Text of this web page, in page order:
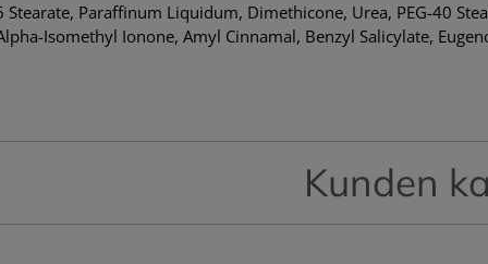
Stearate, Paraffinum Liquidum, Dimethicone, Urea, PEG-40
Isomethyl Ionone, Amyl Cinnamal, Benzyl Salicylate,
Kunden